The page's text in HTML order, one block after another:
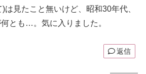
は見たこと無いけど、昭和30年代、
とも…。気に入りました。
返信